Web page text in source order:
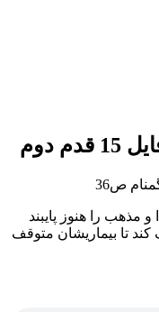
دوم
مذهب را هنوز پایبند
کند تا بیماریشان متوقف